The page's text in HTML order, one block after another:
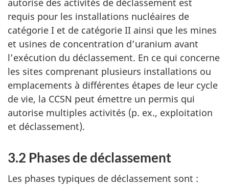
autorise des activités de déclassement est
requis pour les installations nucléaires de
catégorie I et de catégorie II ainsi que les mines
et usines de concentration d’uranium avant
l’exécution du déclassement. En ce qui concerne
les sites comprenant plusieurs installations ou
emplacements à différentes étapes de leur cycle
de vie, la CCSN peut émettre un permis qui
autorise multiples activités (p. ex., exploitation
et déclassement).
3.2 Phases de déclassement
Les phases typiques de déclassement sont :